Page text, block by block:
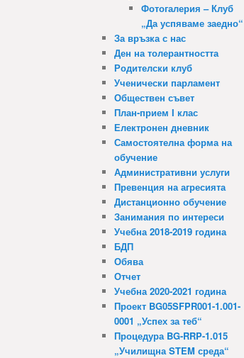
Фотогалерия – Клуб
„Да успяваме заедно“
За връзка с нас
Ден на толерантността
Родителски клуб
Ученически парламент
Обществен съвет
План-прием I клас
Електронен дневник
Самостоятелна форма на
обучение
Административни услуги
Превенция на агресията
Дистанционно обучение
Занимания по интереси
Учебна 2018-2019 година
БДП
Обява
Отчет
Учебна 2020-2021 година
Проект BG05SFPR001-1.001-
0001 „Успех за теб“
Процедура BG-RRP-1.015
„Училищна STEM среда“